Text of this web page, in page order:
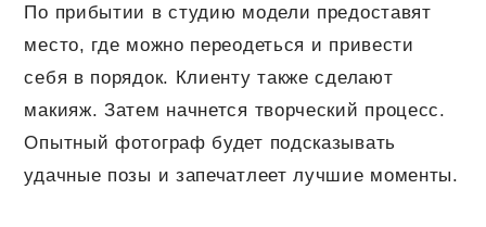
По прибытии в студию модели предоставят
место, где можно переодеться и привести
себя в порядок. Клиенту также сделают
макияж. Затем начнется творческий процесс.
Опытный фотограф будет подсказывать
удачные позы и запечатлеет лучшие моменты.